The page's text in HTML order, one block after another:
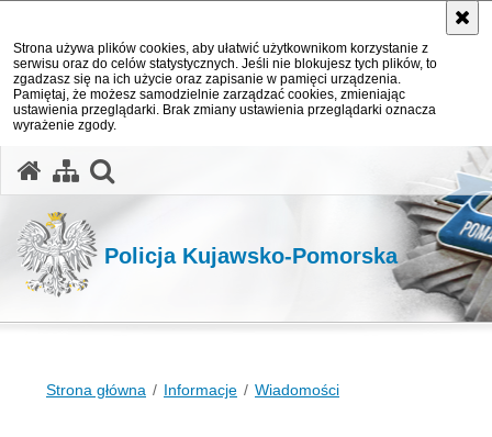
Strona używa plików cookies, aby ułatwić użytkownikom korzystanie z
serwisu oraz do celów statystycznych. Jeśli nie blokujesz tych plików, to
zgadzasz się na ich użycie oraz zapisanie w pamięci urządzenia.
Pamiętaj, że możesz samodzielnie zarządzać cookies, zmieniając
ustawienia przeglądarki. Brak zmiany ustawienia przeglądarki oznacza
wyrażenie zgody.
Policja Kujawsko-Pomorska
Strona główna Informacje Wiadomości